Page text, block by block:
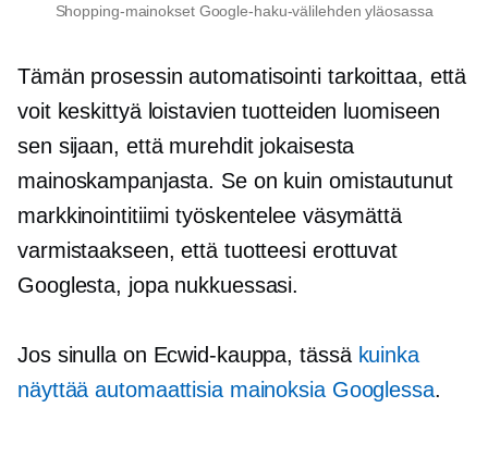
Shopping-mainokset Google-haku-välilehden yläosassa
Tämän prosessin automatisointi tarkoittaa, että
voit keskittyä loistavien tuotteiden luomiseen
sen sijaan, että murehdit jokaisesta
mainoskampanjasta. Se on kuin omistautunut
markkinointitiimi työskentelee väsymättä
varmistaakseen, että tuotteesi erottuvat
Googlesta, jopa nukkuessasi.
Jos sinulla on Ecwid-kauppa, tässä kuinka
näyttää automaattisia mainoksia Googlessa.